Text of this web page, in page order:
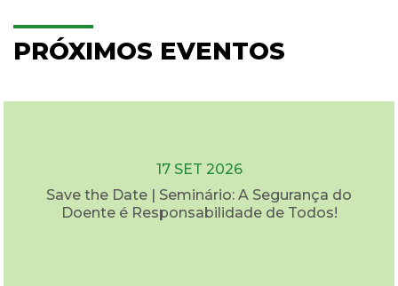
PRÓXIMOS EVENTOS
17 SET 2026
Save the Date | Seminário: A Segurança do
Doente é Responsabilidade de Todos!